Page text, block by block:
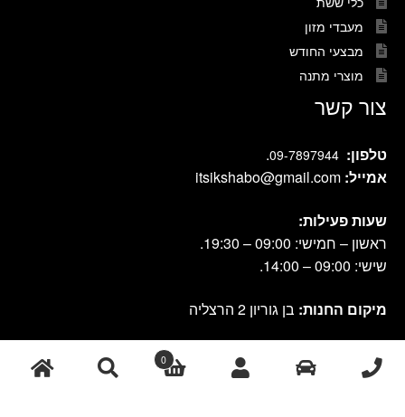
מעבדי מזון
מבצעי החודש
מוצרי מתנה
צור קשר
טלפון: 09-7897944
.
אמייל: itsikshabo@gmail.com
שעות פעילות:
ראשון – חמישי: 09:00 – 19:30.
שישי: 09:00 – 14:00.
מיקום החנות: בן גוריון 2 הרצליה
cook shop 2021 © אתר זה נבנה ועוצב על-ידי |אחסון
0